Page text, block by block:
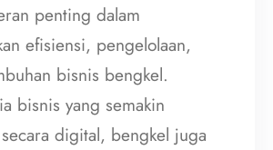
penting dalam
efisiensi, pengelolaan,
bisnis bengkel.
bisnis yang semakin
digital, bengkel juga